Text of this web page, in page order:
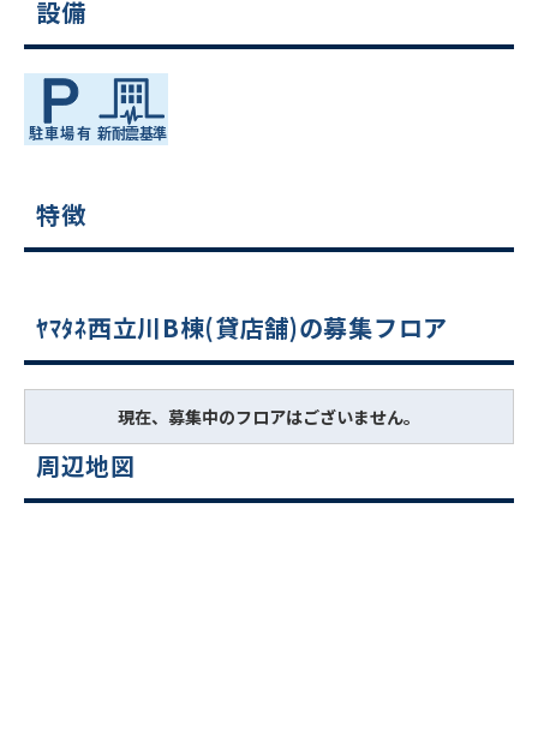
設備
特徴
ﾔﾏﾀﾈ西立川B棟(貸店舗)の募集フロア
現在、募集中のフロアはございません。
周辺地図